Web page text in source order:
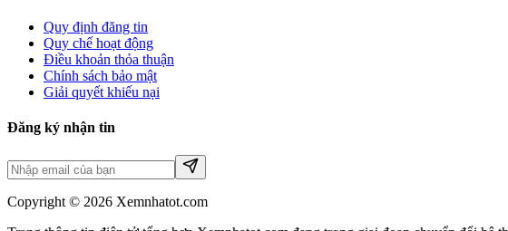
Quy định đăng tin
Quy chế hoạt động
Điều khoản thỏa thuận
Chính sách bảo mật
Giải quyết khiếu nại
Đăng ký nhận tin
Copyright © 2026 Xemnhatot.com